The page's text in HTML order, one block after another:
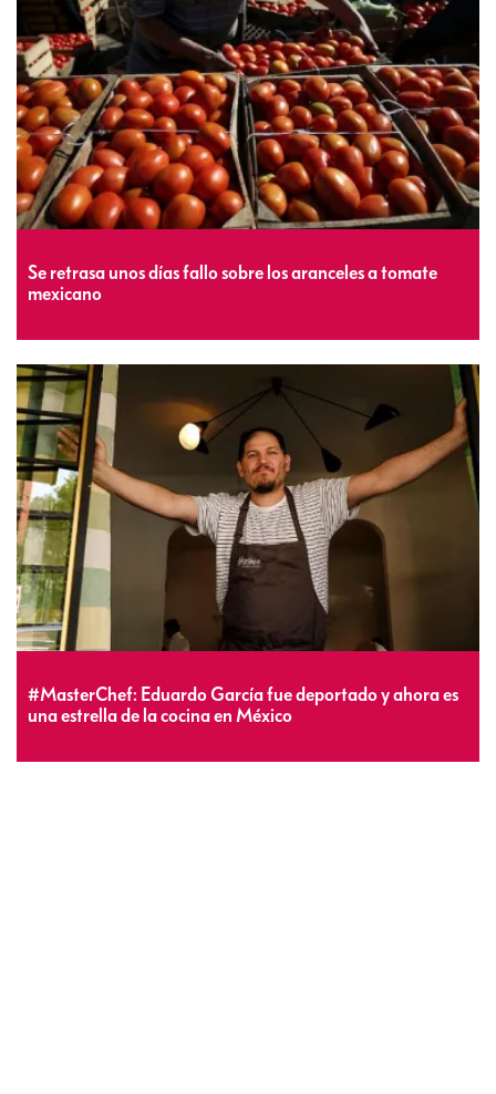
Se retrasa unos días fallo sobre los aranceles a tomate
mexicano
#MasterChef: Eduardo García fue deportado y ahora es
una estrella de la cocina en México